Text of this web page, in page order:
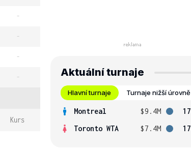
-
-
-
-
Kurs
Aktuální turnaje
Hlavní turnaje Turnaje nižší úrovně
Montreal $9.4M
17
Toronto WTA
$7.4M 17